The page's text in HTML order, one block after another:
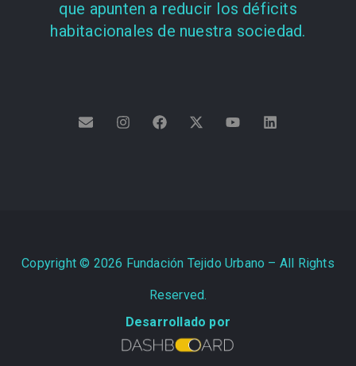
que apunten a reducir los déficits
habitacionales de nuestra sociedad.
Copyright © 2026 Fundación Tejido Urbano – All Rights
Reserved.
Desarrollado por